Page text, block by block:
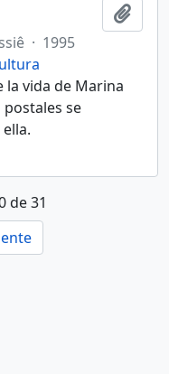
· 1995
la vida de Marina
postales se
de 31